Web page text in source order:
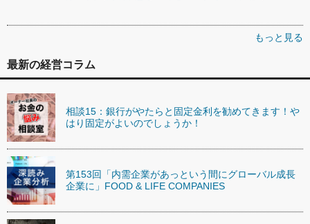
もっと見る
最新の経営コラム
相談15：銀行がやたらと固定金利を勧めてきます！や
はり固定がよいのでしょうか！
第153回「内需企業があっという間にグローバル成長
企業に」FOOD & LIFE COMPANIES